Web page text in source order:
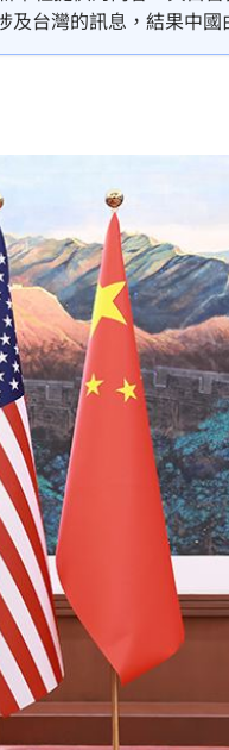
及台灣的訊息，結果中國